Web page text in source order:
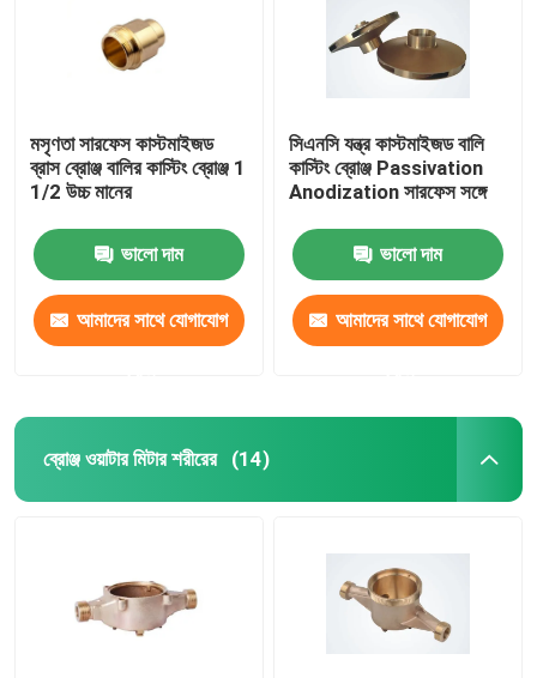
মসৃণতা সারফেস কাস্টমাইজড
ব্রাস ব্রোঞ্জ বালির কাস্টিং ব্রোঞ্জ 1
1/2 উচ্চ মানের
ভালো দাম
আমাদের সাথে যোগাযোগ
সিএনসি যন্ত্র কাস্টমাইজড বালি
কাস্টিং ব্রোঞ্জ Passivation
Anodization সারফেস সঙ্গে
ভালো দাম
আমাদের সাথে যোগাযোগ
ব্রোঞ্জ ওয়াটার মিটার শরীরের (14)